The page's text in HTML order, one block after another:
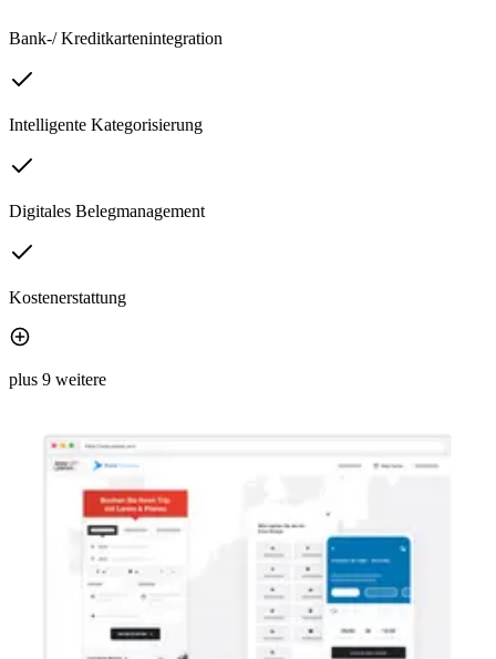
Bank-/ Kreditkartenintegration
Intelligente Kategorisierung
Digitales Belegmanagement
Kostenerstattung
plus 9 weitere